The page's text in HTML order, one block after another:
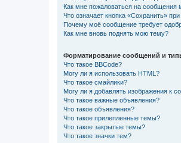
Как мне пожаловаться на сообщения
Что означает кнопка «Сохранить»
Почему моё сообщение требует
Как мне вновь поднять мою тему?
Форматирование сообщений и
Что такое BBCode?
Могу ли я использовать HTML?
Что такое смайлики?
Могу ли я добавлять изображения к
Что такое важные объявления?
Что такое объявления?
Что такое прилепленные темы?
Что такое закрытые темы?
Что такое значки тем?